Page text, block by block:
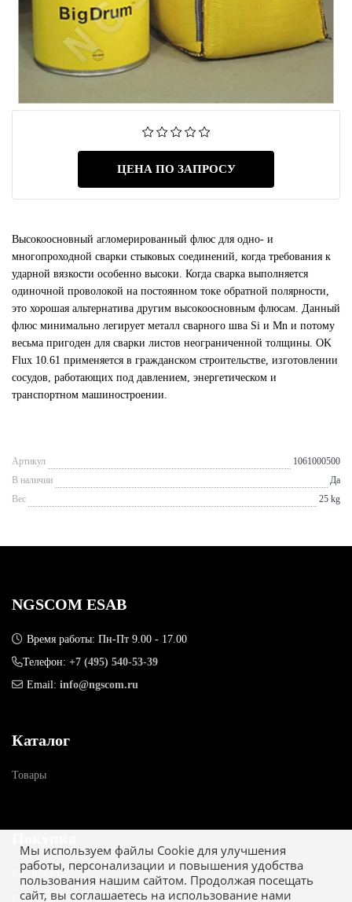
ЦЕНА ПО ЗАПРОСУ
Высокоосновный агломерированный флюс для одно- и
многопроходной сварки стыковых соединений, когда требования к
ударной вязкости особенно высоки. Когда сварка выполняется
одиночной проволокой на постоянном токе обратной полярности,
это хорошая альтернатива другим высокоосновным флюсам. Данный
флюс минимально легирует металл сварного шва Si и Mn и потому
весьма пригоден для сварки листов неограниченной толщины. OK
Flux 10.61 применяется в гражданском строительстве, изготовлении
сосудов, работающих под давлением, энергетическом и
транспортном машиностроении.
Артикул
1061000500
В наличии
Да
Вес
25 kg
Мы используем файлы Cookie для улучшения
работы, персонализации и повышения удобства
пользования нашим сайтом. Продолжая посещать
сайт, вы соглашаетесь на использование нами
NGSCOM ESAB
Время работы: Пн-Пт 9.00 - 17.00
Телефон: +7 (495) 540-53-39
Email: info@ngscom.ru
Каталог
Товары
Как купить
Гарантия